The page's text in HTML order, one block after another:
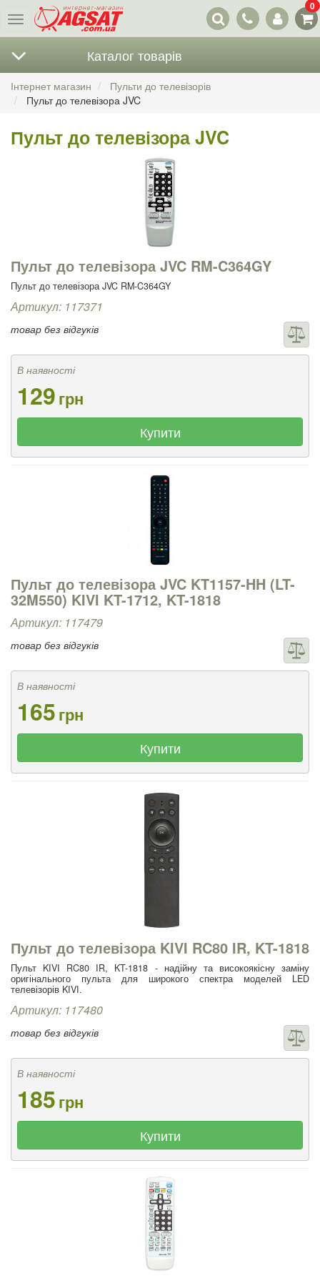
Меню
Наші
контакти
0
Каталог товарів
Інтернет магазин
Пульти до телевізорів
Пульт до телевізора JVC
Пульт до телевізора JVC
Пульт до телевізора JVC RM-C364GY
Пульт до телевізора JVC RM-C364GY
Артикул: 117371
товар без відгуків
В наявності
129грн
Купити
Пульт до телевізора JVC KT1157-HH (LT-
32M550) KIVI KT-1712, KT-1818
Артикул: 117479
товар без відгуків
В наявності
165грн
Купити
Пульт до телевізора KIVI RC80 IR, KT-1818
Пульт KIVI RC80 IR, KT-1818 - надійну та високоякісну заміну
оригінального пульта для широкого спектра моделей LED
телевізорів KIVI.
Артикул: 117480
товар без відгуків
В наявності
185грн
Купити